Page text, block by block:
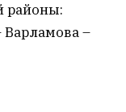
районы:
Варламова –